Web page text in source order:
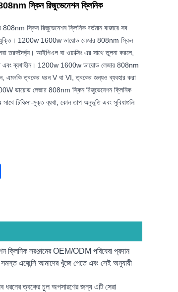
স্কিন রিজুভেনেশন ক্লিনিক
স্কিন রিজুভেনেশন ক্লিনিক বর্তমান বাজারে সব
1200w 1600w ডায়োড লেজার 808nm স্কিন
তরঙ্গদৈর্ঘ্য। আইপিএল বা ওয়াক্সিং এর সাথে তুলনা করলে,
ব্যথাহীন। 1200w 1600w ডায়োড লেজার 808nm
এমনকি ত্বকের ধরন V বা VI, ত্বকের জন্যও ব্যবহার করা
ডায়োড লেজার 808nm স্কিন রিজুভেনেশন ক্লিনিক
চিকিত্সা-মুক্ত ব্যথা, কোন তাপ অনুভূতি এবং সুবিধাগুলি
Share
সরঞ্জামের OEM/ODM পরিষেবা প্রদান
সমস্ত এজেন্সি আমাদের খুঁজে পেতে এবং সেই অনুযায়ী
ত্বকের চুল অপসারণের জন্য এটি সেরা